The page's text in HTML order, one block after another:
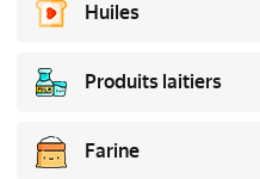
Huiles
Produits laitiers
Farine